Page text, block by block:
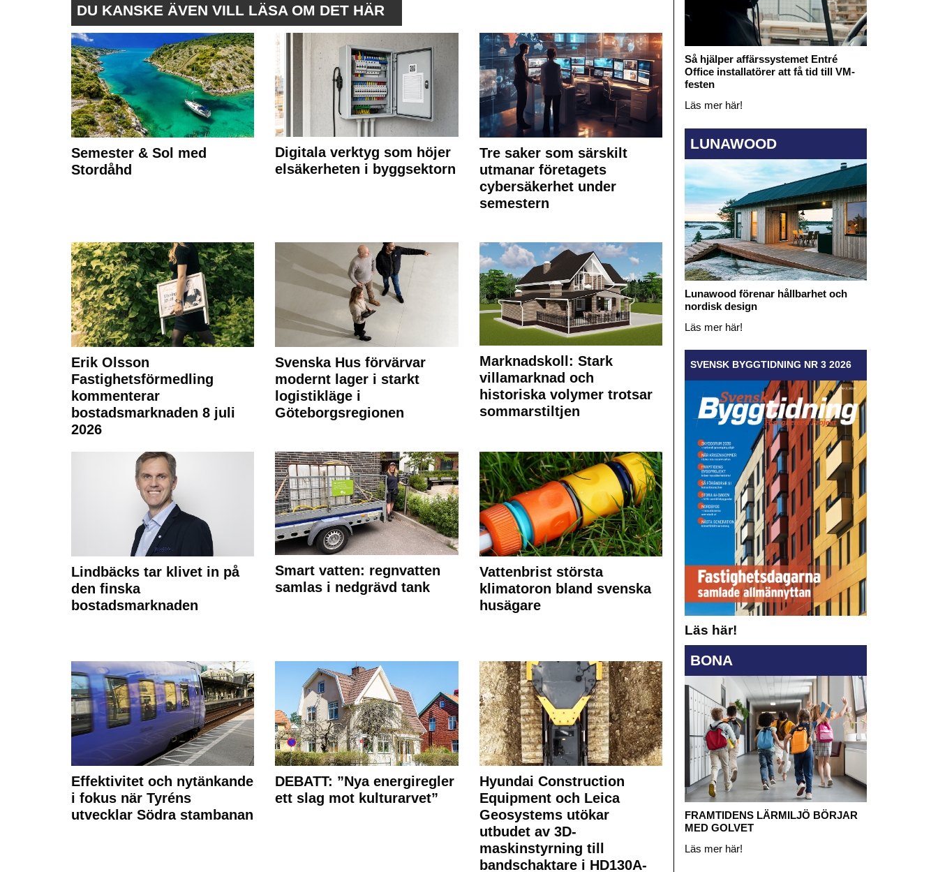
DU KANSKE ÄVEN VILL LÄSA OM DET HÄR
Semester & Sol med
Stordåhd
Digitala verktyg som höjer
elsäkerheten i byggsektorn
Tre saker som särskilt
utmanar företagets
cybersäkerhet under
semestern
Erik Olsson
Fastighetsförmedling
kommenterar
bostadsmarknaden 8 juli
2026
Svenska Hus förvärvar
modernt lager i starkt
logistikläge i
Göteborgsregionen
Marknadskoll: Stark
villamarknad och
historiska volymer trotsar
sommarstiltjen
Lindbäcks tar klivet in på
den finska
bostadsmarknaden
Smart vatten: regnvatten
samlas i nedgrävd tank
Vattenbrist största
klimatoron bland svenska
husägare
Effektivitet och nytänkande
i fokus när Tyréns
utvecklar Södra stambanan
DEBATT: ”Nya energiregler
ett slag mot kulturarvet”
Hyundai Construction
Equipment och Leica
Geosystems utökar
utbudet av 3D-
maskinstyrning till
bandschaktare i HD130A-
Så hjälper affärssystemet Entré
Office installatörer att få tid till VM-
festen
Läs mer här!
LUNAWOOD
Lunawood förenar hållbarhet och
nordisk design
Läs mer här!
SVENSK BYGGTIDNING NR 3 2026
Läs här!
BONA
FRAMTIDENS LÄRMILJÖ BÖRJAR
MED GOLVET
Läs mer här!